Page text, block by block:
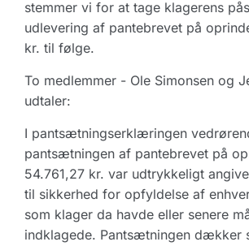
stemmer vi for at tage klagerens
udlevering af pantebrevet på
kr. til følge.
To medlemmer - Ole Simonsen og
udtaler:
I pantsætningserklæringen
pantsætningen af pantebrevet på
54.761,27 kr. var udtrykkeligt
til sikkerhed for opfyldelse af
som klager da havde eller senere
indklagede. Pantsætningen dækker